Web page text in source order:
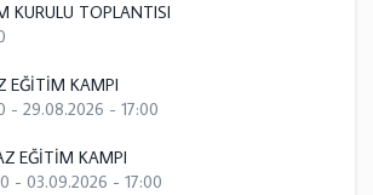
KURULU TOPLANTISI
EĞİTİM KAMPI
- 29.08.2026 - 17:00
EĞİTİM KAMPI
- 03.09.2026 - 17:00